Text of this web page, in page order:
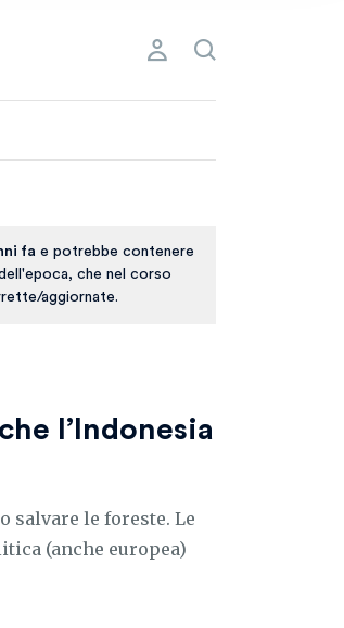
fa e potrebbe contenere
che nel corso
aggiornate.
l’Indonesia
salvare le foreste. Le
(anche europea)